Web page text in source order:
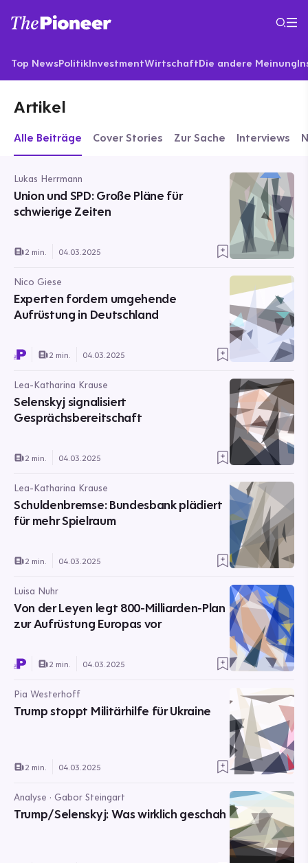
Top NewsPolitikInvestmentWirtschaftDie andere Meinung
Artikel
Alle Beiträge Cover Stories Zur Sache Interviews
Lukas Herrmann
Union und SPD: Große Pläne für
schwierige Zeiten
2 min. 04.03.2025
Nico Giese
Experten fordern umgehende
Aufrüstung in Deutschland
2 min. 04.03.2025
Lea-Katharina Krause
Selenskyj signalisiert
Gesprächsbereitschaft
2 min. 04.03.2025
Lea-Katharina Krause
Schuldenbremse: Bundesbank plädiert
für mehr Spielraum
2 min. 04.03.2025
Luisa Nuhr
Von der Leyen legt 800-Milliarden-Plan
zur Aufrüstung Europas vor
2 min. 04.03.2025
Pia Westerhoff
Trump stoppt Militärhilfe für Ukraine
2 min. 04.03.2025
Analyse · Gabor Steingart
Trump/Selenskyj: Was wirklich geschah